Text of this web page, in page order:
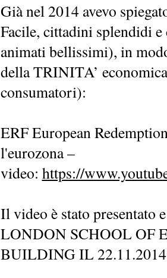
Già nel 2014 avevo
Facile, cittadini splendidi
animati bellissimi), in
della TRINITA’
consumatori):
ERF European
l'eurozona –
video: https://
Il video è stato presentato
LONDON SCHOOL OF
BUILDING IL 22.11.2014